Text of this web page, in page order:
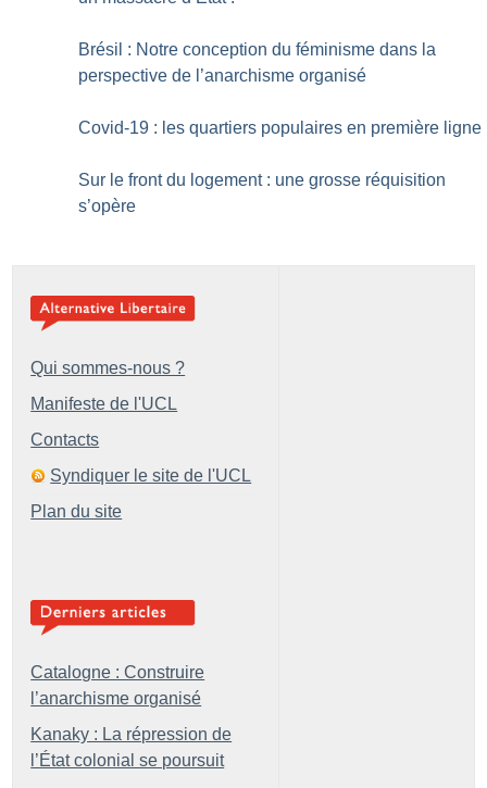
Brésil : Notre conception du féminisme dans la
perspective de l’anarchisme organisé
Covid-19 : les quartiers populaires en première ligne
Sur le front du logement : une grosse réquisition
s’opère
Qui sommes-nous ?
Manifeste de l'UCL
Contacts
Syndiquer le site de l'UCL
Plan du site
Catalogne : Construire
l’anarchisme organisé
Kanaky : La répression de
l’État colonial se poursuit